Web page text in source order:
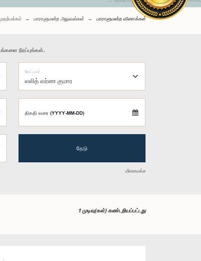
பாராளுமன்ற அலுவல்கள் பாராளுமன்ற வினாக்கள்
நிரப்புங்கள்.
லலித் வர்ண குமார
கேட்டவர்
திகதி வரை (YYYY-MM-DD)
தேடு
மீளமைக்க
1 முடிவு(கள்) கண்டறியப்பட்டது